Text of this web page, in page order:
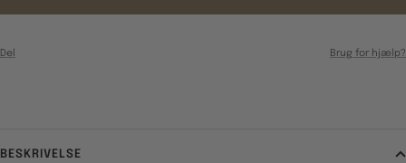
Del Brug for hjælp?
BESKRIVELSE